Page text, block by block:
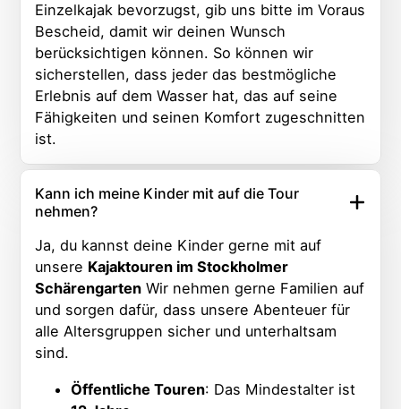
Einzelkajak bevorzugst, gib uns bitte im Voraus
Bescheid, damit wir deinen Wunsch
berücksichtigen können. So können wir
sicherstellen, dass jeder das bestmögliche
Erlebnis auf dem Wasser hat, das auf seine
Fähigkeiten und seinen Komfort zugeschnitten
ist.
Kann ich meine Kinder mit auf die Tour
nehmen?
Ja, du kannst deine Kinder gerne mit auf
unsere Kajaktouren im Stockholmer
Schärengarten Wir nehmen gerne Familien auf
und sorgen dafür, dass unsere Abenteuer für
alle Altersgruppen sicher und unterhaltsam
sind.
Öffentliche Touren: Das Mindestalter ist